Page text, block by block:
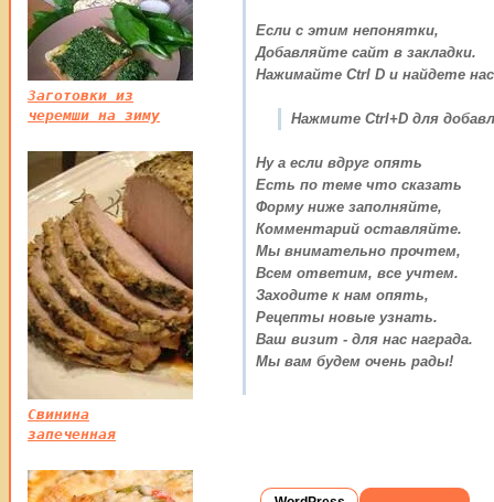
Если с этим непонятки,
Добавляйте сайт в закладки.
Нажимайте Ctrl D и найдете
Нажмите Ctrl+D для
Ну а если вдруг опять
Есть по теме что сказать
Форму ниже заполняйте,
Комментарий оставляйте.
Мы внимательно прочтем,
Всем ответим, все учтем.
Заходите к нам опять,
Рецепты новые узнать.
Ваш визит - для нас награда.
Мы вам будем очень рады!
Заготовки из
черемши на зиму
Свинина
запеченная